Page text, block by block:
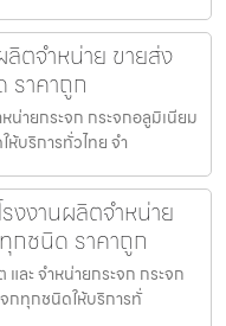
ลิตจำหน่าย ขายส่ง
ราคาถูก
น่ายกระจก กระจกอลูมิเนียม
บริการทั่วไทย จำ
งงานผลิตจำหน่าย
กชนิด ราคาถูก
ละ จำหน่ายกระจก กระจก
กทุกชนิดให้บริการทั่